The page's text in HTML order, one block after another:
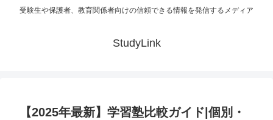
受験生や保護者、教育関係者向けの信頼できる情報を発信するメディア
StudyLink
【2025年最新】学習塾比較ガイド|個別・